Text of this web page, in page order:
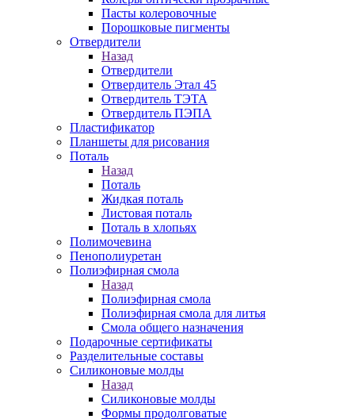
Пасты колеровочные
Порошковые пигменты
Отвердители
Назад
Отвердители
Отвердитель Этал 45
Отвердитель ТЭТА
Отвердитель ПЭПА
Пластификатор
Планшеты для рисования
Поталь
Назад
Поталь
Жидкая поталь
Листовая поталь
Поталь в хлопьях
Полимочевина
Пенополиуретан
Полиэфирная смола
Назад
Полиэфирная смола
Полиэфирная смола для литья
Смола общего назначения
Подарочные сертификаты
Разделительные составы
Силиконовые молды
Назад
Силиконовые молды
Формы продолговатые